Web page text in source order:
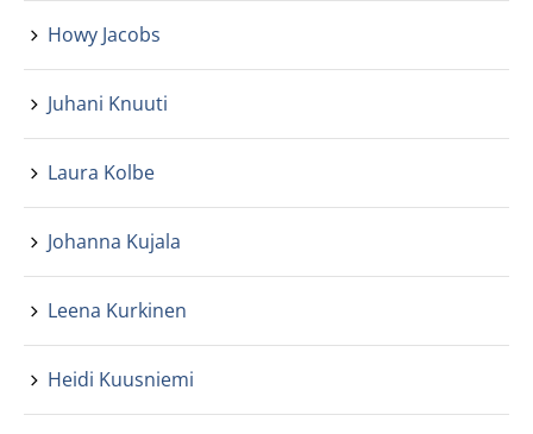
Howy Jacobs
Juhani Knuuti
Laura Kolbe
Johanna Kujala
Leena Kurkinen
Heidi Kuusniemi